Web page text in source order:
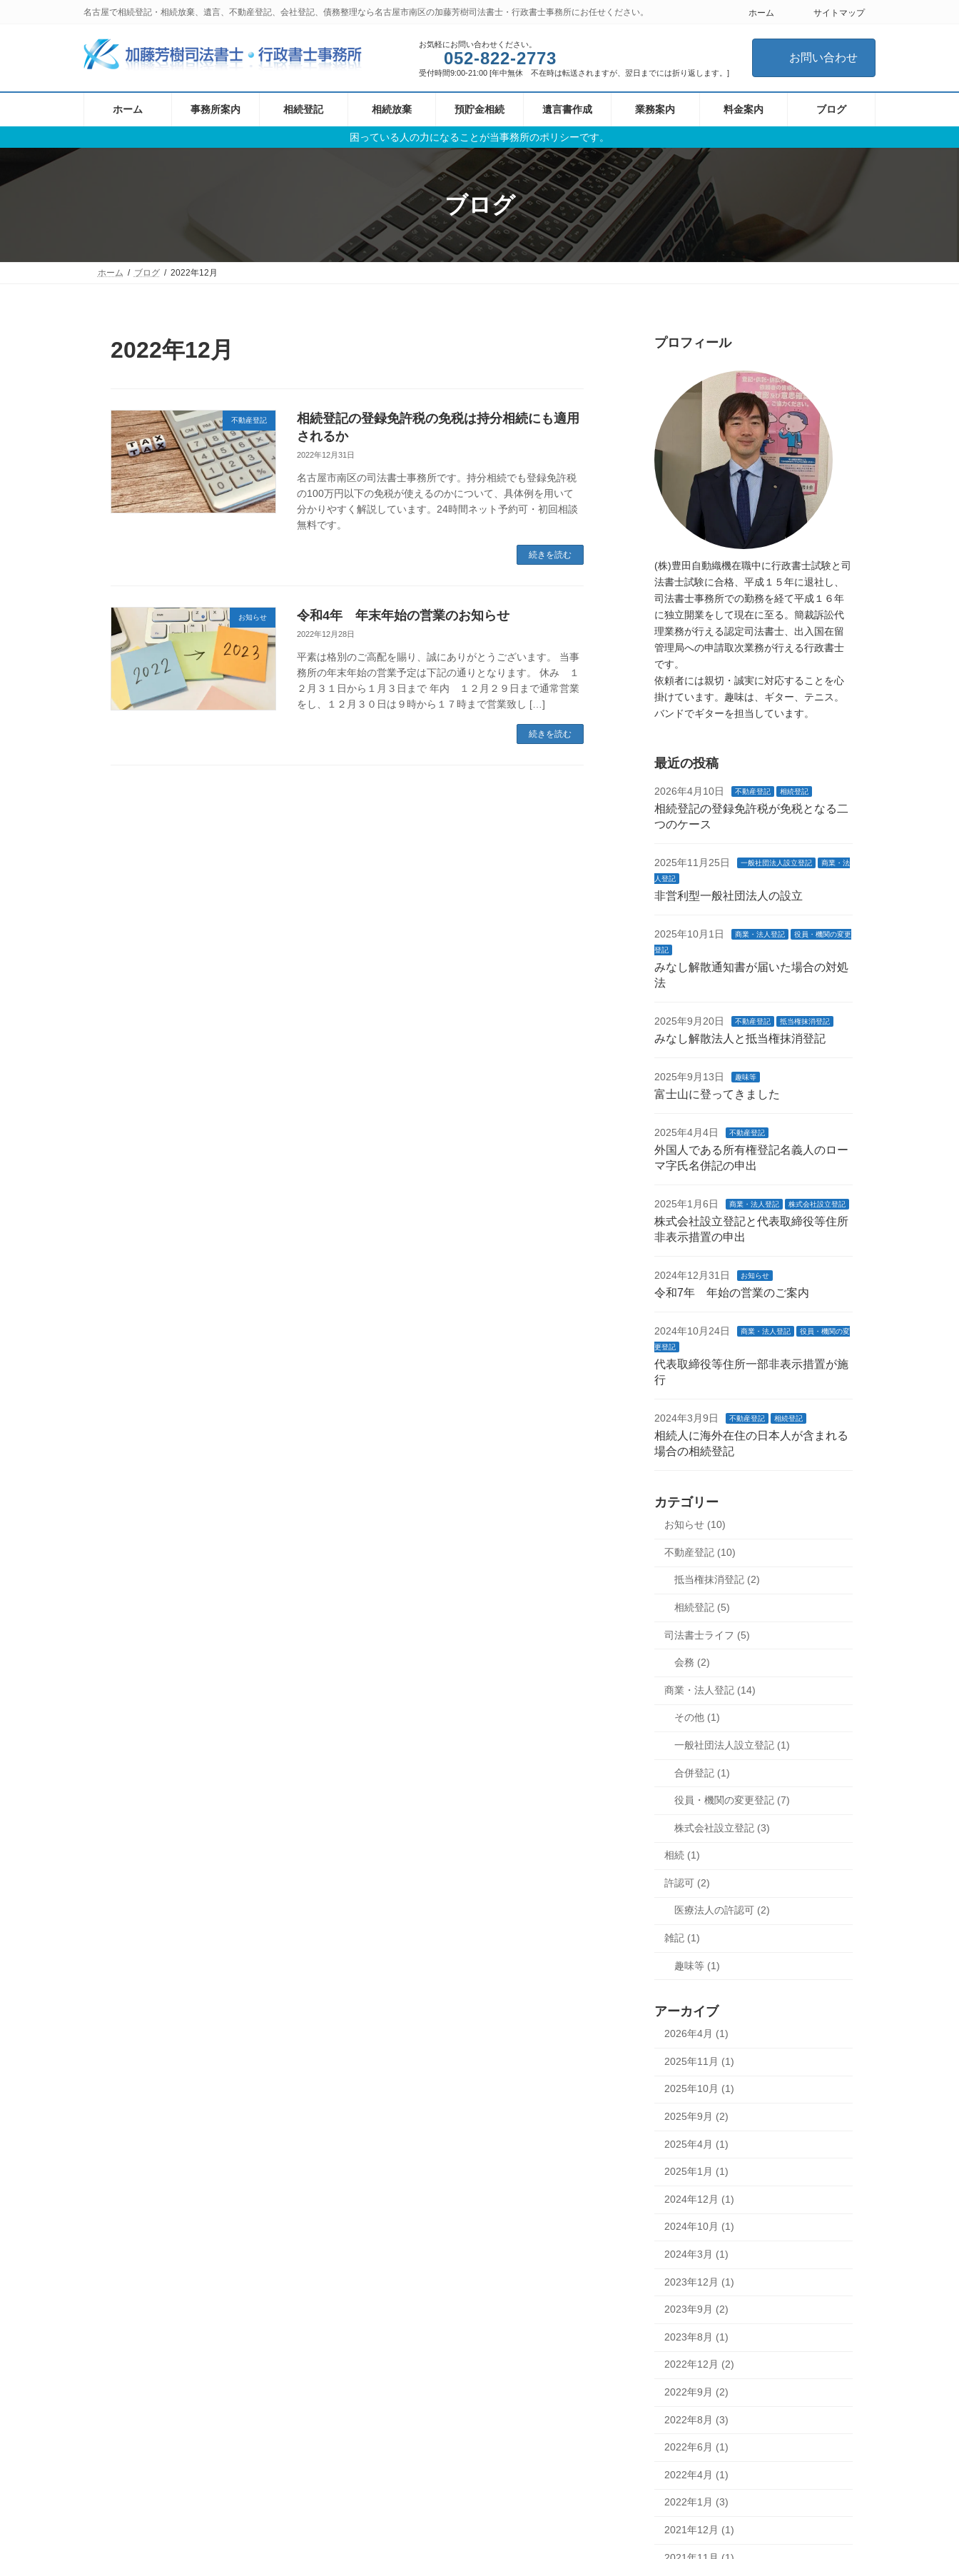
ス
ッ
ン
移
名古屋で相続登記・相続放棄、遺言、不動産登記、会社登記、債務整理なら名古屋市南区の加藤芳樹司法書士・行政書士事務所にお任せください。 ホーム サイトマップ
お気軽にお問い合わせください。
052-822-2773
受付時間9:00-21:00 [年中無休 不在時は転送されますが、翌日までには折り返します。]
お問い合わせ
ホーム 事務所案内 相続登記 相続放棄 預貯金相続 遺言書作成 業務案内 料金案内 ブログ
困っている人の力になることが当事務所のポリシーです。
ブログ
ホーム ブログ 2022年12月
2022年12月
不動産登記
相続登記の登録免許税の免税は持分相続にも適用
されるか
2022年12月31日
名古屋市南区の司法書士事務所です。持分相続でも登録免許税
の100万円以下の免税が使えるのかについて、具体例を用いて
分かりやすく解説しています。24時間ネット予約可・初回相談
無料です。
続きを読む
お知らせ 令和4年 年末年始の営業のお知らせ
2022年12月28日
平素は格別のご高配を賜り、誠にありがとうございます。 当事
務所の年末年始の営業予定は下記の通りとなります。 休み １
２月３１日から１月３日まで 年内 １２月２９日まで通常営業
をし、１２月３０日は９時から１７時まで営業致し […]
続きを読む
プロフィール
(株)豊田自動織機在職中に行政書士試験と司
法書士試験に合格、平成１５年に退社し、
司法書士事務所での勤務を経て平成１６年
に独立開業をして現在に至る。簡裁訴訟代
理業務が行える認定司法書士、出入国在留
管理局への申請取次業務が行える行政書士
です。
依頼者には親切・誠実に対応することを心
掛けています。趣味は、ギター、テニス。
バンドでギターを担当しています。
最近の投稿
2026年4月10日 不動産登記 相続登記
相続登記の登録免許税が免税となる二
つのケース
2025年11月25日 一般社団法人設立登記
商業・法
人登記
非営利型一般社団法人の設立
2025年10月1日 商業・法人登記
役員・機関の変更
登記
みなし解散通知書が届いた場合の対処
法
2025年9月20日 不動産登記 抵当権抹消登記
みなし解散法人と抵当権抹消登記
2025年9月13日 趣味等
富士山に登ってきました
2025年4月4日 不動産登記
外国人である所有権登記名義人のロー
マ字氏名併記の申出
2025年1月6日 商業・法人登記 株式会社設立登記
株式会社設立登記と代表取締役等住所
非表示措置の申出
2024年12月31日 お知らせ
令和7年 年始の営業のご案内
2024年10月24日 商業・法人登記
役員・機関の変
更登記
代表取締役等住所一部非表示措置が施
行
2024年3月9日 不動産登記 相続登記
相続人に海外在住の日本人が含まれる
場合の相続登記
カテゴリー
お知らせ (10)
不動産登記 (10)
抵当権抹消登記 (2)
相続登記 (5)
司法書士ライフ (5)
会務 (2)
商業・法人登記 (14)
その他 (1)
一般社団法人設立登記 (1)
合併登記 (1)
役員・機関の変更登記 (7)
株式会社設立登記 (3)
相続 (1)
許認可 (2)
医療法人の許認可 (2)
雑記 (1)
趣味等 (1)
アーカイブ
2026年4月 (1)
2025年11月 (1)
2025年10月 (1)
2025年9月 (2)
2025年4月 (1)
2025年1月 (1)
2024年12月 (1)
2024年10月 (1)
2024年3月 (1)
2023年12月 (1)
2023年9月 (2)
2023年8月 (1)
2022年12月 (2)
2022年9月 (2)
2022年8月 (3)
2022年6月 (1)
2022年4月 (1)
2022年1月 (3)
2021年12月 (1)